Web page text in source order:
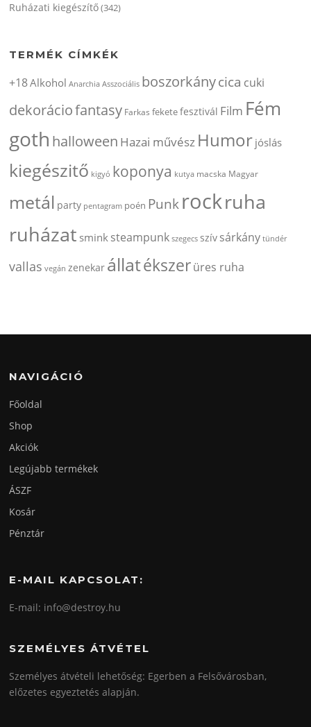
Ruházati kiegészítő(342)
TERMÉK CÍMKÉK
+18Alkohol Anarchia Asszociális boszorkánycica cuki
dekoráciofantasy Farkas feketefesztivál Film Fém
goth halloween Hazai művész Humor jóslás
kiegészitő kigyó koponya kutya macska Magyar
metál party pentagram poén Punkrockruha
ruházat smink steampunk szegecs szív sárkány tündér
vallas vegán zenekar állatékszerüres ruha
NAVIGÁCIÓ
Főoldal
Shop
Akciók
Legújabb termékek
ÁSZF
Kosár
Pénztár
E-MAIL KAPCSOLAT:
E-mail: info@destroy.hu
SZEMÉLYES ÁTVÉTEL
Személyes átvételi lehetőség: Egerben a Felsővárosban,
előzetes egyeztetés alapján.